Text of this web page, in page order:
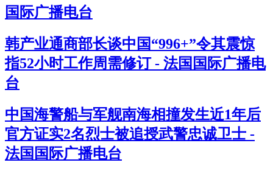
国际广播电台
韩产业通商部长谈中国“996+”令其震惊
指52小时工作周需修订 - 法国国际广播电
台
中国海警船与军舰南海相撞发生近1年后
官方证实2名烈士被追授武警忠诚卫士 -
法国国际广播电台